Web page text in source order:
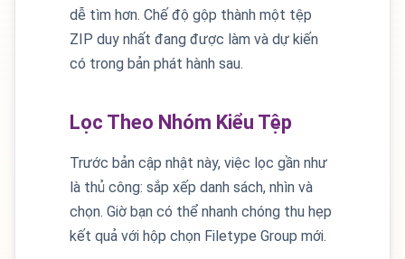
dễ tìm hơn. Chế độ gộp thành một tệp
ZIP duy nhất đang được làm và dự kiến
có trong bản phát hành sau.
Lọc Theo Nhóm Kiểu Tệp
Trước bản cập nhật này, việc lọc gần như
là thủ công: sắp xếp danh sách, nhìn và
chọn. Giờ bạn có thể nhanh chóng thu hẹp
kết quả với hộp chọn Filetype Group mới.